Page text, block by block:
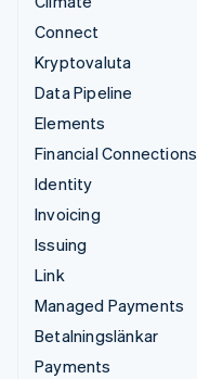
Connect
Kryptovaluta
Data Pipeline
Elements
Financial Connections
Identity
Invoicing
Issuing
Link
Managed Payments
Betalningslänkar
Payments